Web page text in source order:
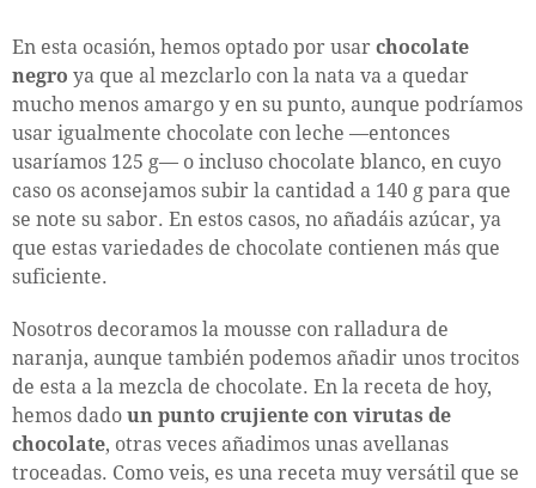
En esta ocasión, hemos optado por usar chocolate
negro ya que al mezclarlo con la nata va a quedar
mucho menos amargo y en su punto, aunque podríamos
usar igualmente chocolate con leche —entonces
usaríamos 125 g— o incluso chocolate blanco, en cuyo
caso os aconsejamos subir la cantidad a 140 g para que
se note su sabor. En estos casos, no añadáis azúcar, ya
que estas variedades de chocolate contienen más que
suficiente.
Nosotros decoramos la mousse con ralladura de
naranja, aunque también podemos añadir unos trocitos
de esta a la mezcla de chocolate. En la receta de hoy,
hemos dado un punto crujiente con virutas de
chocolate, otras veces añadimos unas avellanas
troceadas. Como veis, es una receta muy versátil que se